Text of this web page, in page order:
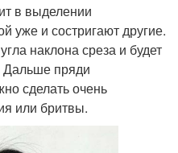
в выделении
уже и состригают другие.
наклона среза и будет
Дальше пряди
сделать очень
или бритвы.